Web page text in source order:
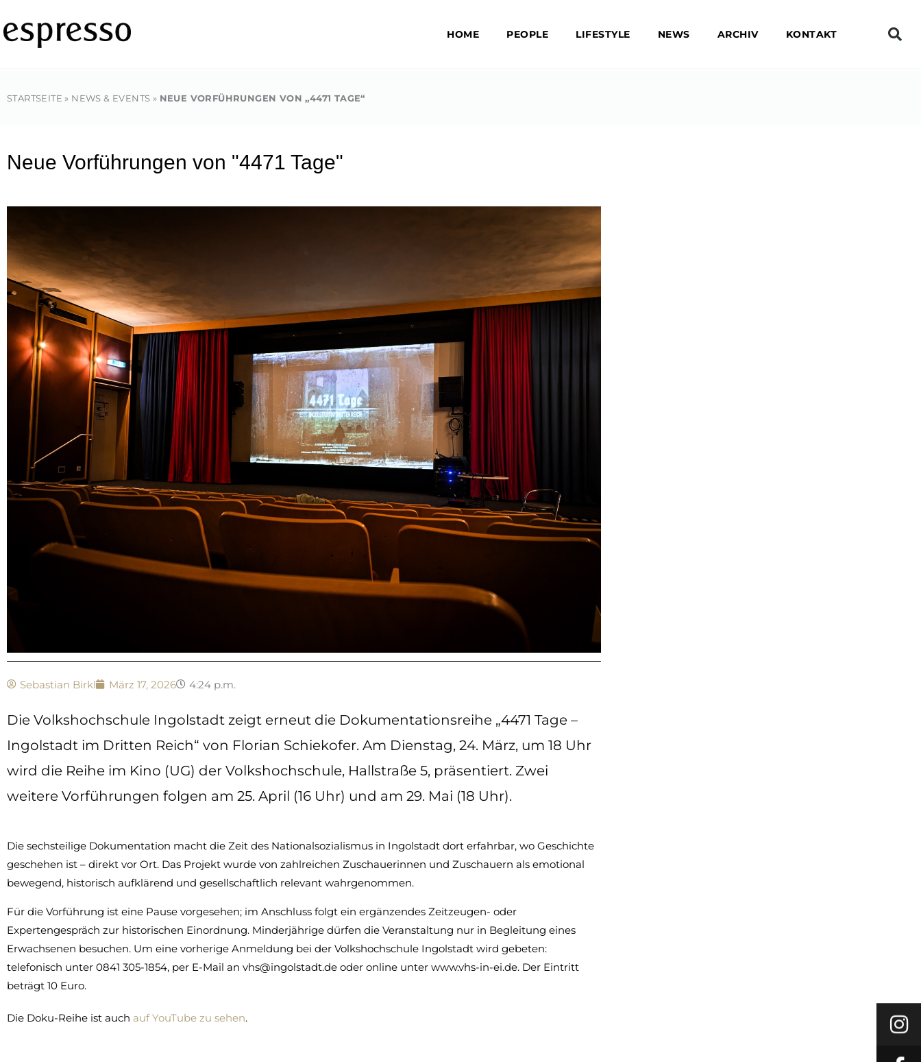
Inhalt
springen
HOME PEOPLE LIFESTYLE NEWS ARCHIV KONTAKT
STARTSEITE » NEWS & EVENTS » NEUE VORFÜHRUNGEN VON „4471 TAGE“​
Neue Vorführungen von "4471 Tage"
Sebastian Birkl März 17, 2026 4:24 p.m.
Die Volkshochschule Ingolstadt zeigt erneut die Dokumentationsreihe „4471 Tage –
Ingolstadt im Dritten Reich“ von Florian Schiekofer. Am Dienstag, 24. März, um 18 Uhr
wird die Reihe im Kino (UG) der Volkshochschule, Hallstraße 5, präsentiert. Zwei
weitere Vorführungen folgen am 25. April (16 Uhr) und am 29. Mai (18 Uhr).
Die sechsteilige Dokumentation macht die Zeit des Nationalsozialismus in Ingolstadt dort erfahrbar, wo Geschichte
geschehen ist – direkt vor Ort. Das Projekt wurde von zahlreichen Zuschauerinnen und Zuschauern als emotional
bewegend, historisch aufklärend und gesellschaftlich relevant wahrgenommen.
Für die Vorführung ist eine Pause vorgesehen; im Anschluss folgt ein ergänzendes Zeitzeugen- oder
Expertengespräch zur historischen Einordnung. Minderjährige dürfen die Veranstaltung nur in Begleitung eines
Erwachsenen besuchen. Um eine vorherige Anmeldung bei der Volkshochschule Ingolstadt wird gebeten:
telefonisch unter 0841 305-1854, per E-Mail an vhs@ingolstadt.de oder online unter www.vhs-in-ei.de. Der Eintritt
beträgt 10 Euro.
Die Doku-Reihe ist auch auf YouTube zu sehen.